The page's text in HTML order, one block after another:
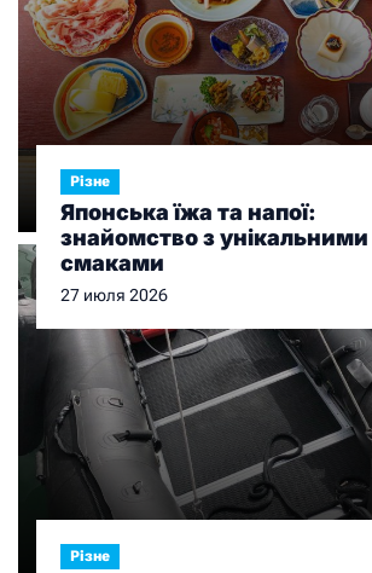
Різне
Японська їжа та напої:
знайомство з унікальними
смаками
27 июля 2026
Різне